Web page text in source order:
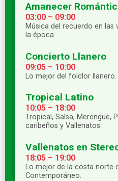
Amanecer
03:00 – 09:00
Música del recuerdo en las
la época.
Concierto Llanero
09:05 – 10:00
Lo mejor del folclor llanero.
Tropical Latino
10:05 – 18:00
Tropical, Salsa, Merengue,
caribeños y Vallenatos.
Vallenatos en
18:05 – 19:00
Lo mejor de la costa norte
Contemporáneo.